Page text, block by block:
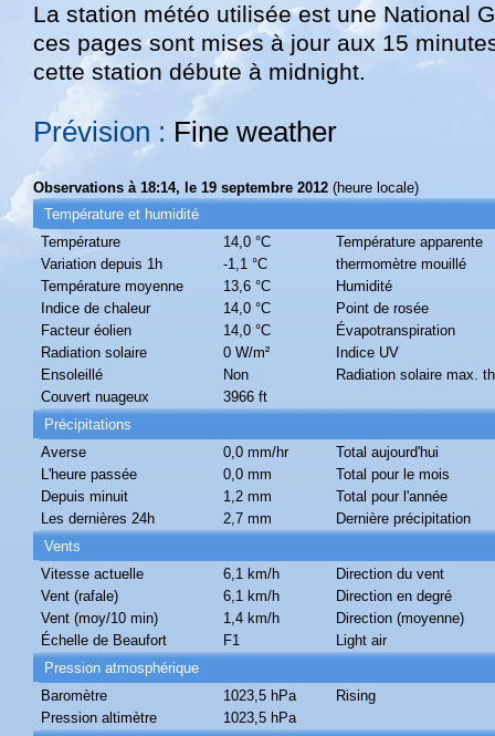
La station météo utilisée est une National
ces pages sont mises à jour aux 15
cette station débute à midnight.
Prévision : Fine weather
Observations à 18:14, le 19 septembre 2012 (heure locale)
Température et humidité
Température
14,0 °C
Température apparente
Variation depuis 1h
-1,1 °C
thermomètre mouillé
Température moyenne
13,6 °C
Humidité
Indice de chaleur
14,0 °C
Point de rosée
Facteur éolien
14,0 °C
Évapotranspiration
Radiation solaire
0 W/m²
Indice UV
Ensoleillé
Non
Radiation solaire max.
Couvert nuageux
3966 ft
Précipitations
Averse
0,0 mm/hr
Total aujourd'hui
L'heure passée
0,0 mm
Total pour le mois
Depuis minuit
1,2 mm
Total pour l'année
Les dernières 24h
2,7 mm
Dernière précipitation
Vents
Vitesse actuelle
6,1 km/h
Direction du vent
Vent (rafale)
6,1 km/h
Direction en degré
Vent (moy/10 min)
1,4 km/h
Direction (moyenne)
Échelle de Beaufort
F1
Light air
Pression atmosphérique
Baromètre
1023,5 hPa
Rising
Pression altimètre
1023,5 hPa